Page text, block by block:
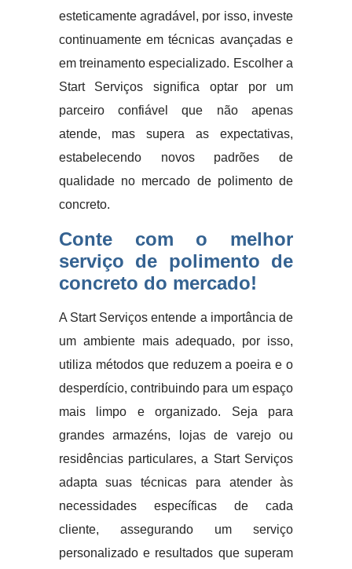
esteticamente agradável, por isso, investe
continuamente em técnicas avançadas e
em treinamento especializado. Escolher a
Start Serviços significa optar por um
parceiro confiável que não apenas
atende, mas supera as expectativas,
estabelecendo novos padrões de
qualidade no mercado de polimento de
concreto.
Conte com o melhor
serviço de polimento de
concreto do mercado!
A Start Serviços entende a importância de
um ambiente mais adequado, por isso,
utiliza métodos que reduzem a poeira e o
desperdício, contribuindo para um espaço
mais limpo e organizado. Seja para
grandes armazéns, lojas de varejo ou
residências particulares, a Start Serviços
adapta suas técnicas para atender às
necessidades específicas de cada
cliente, assegurando um serviço
personalizado e resultados que superam